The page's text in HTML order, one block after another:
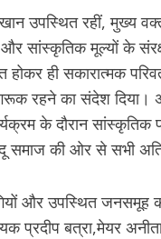
उपस्थित रहीं,
सांस्कृतिक मूल्यों के
ही सकारात्मक
रहने का संदेश दिया।
के दौरान सांस्कृतिक
समाज की ओर से सभी
उपस्थित जनसमूह का
प्रदीप बत्रा,मेयर